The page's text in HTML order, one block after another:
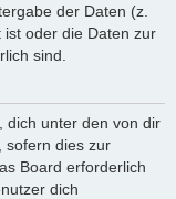
der Daten (z.
oder die Daten zur
sind.
dich unter den von dir
sofern dies zur
Board erforderlich
dich